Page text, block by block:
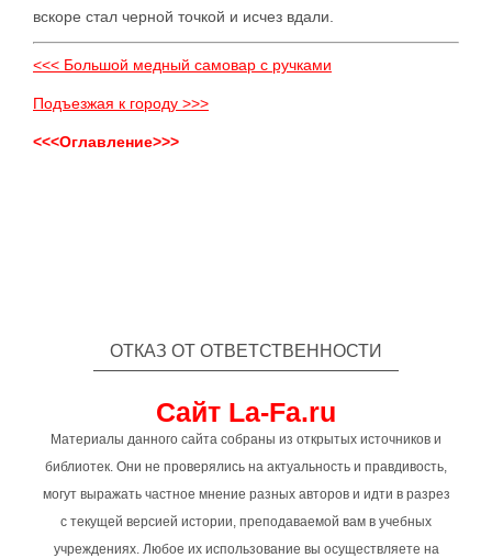
вскоре стал черной точкой и исчез вдали.
<<< Большой медный самовар с ручками
Подъезжая к городу >>>
<<<Оглавление>>>
ОТКАЗ ОТ ОТВЕТСТВЕННОСТИ
Сайт La-Fa.ru
Материалы данного сайта собраны из открытых источников и
библиотек. Они не проверялись на актуальность и правдивость,
могут выражать частное мнение разных авторов и идти в разрез
с текущей версией истории, преподаваемой вам в учебных
учреждениях. Любое их использование вы осуществляете на